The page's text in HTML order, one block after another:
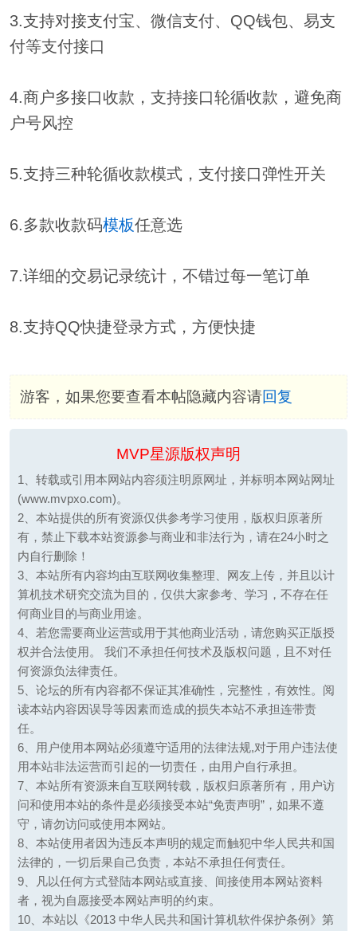
3.支持对接支付宝、微信支付、QQ钱包、易支
付等支付接口
4.商户多接口收款，支持接口轮循收款，避免商
户号风控
5.支持三种轮循收款模式，支付接口弹性开关
6.多款收款码模板任意选
7.详细的交易记录统计，不错过每一笔订单
8.支持QQ快捷登录方式，方便快捷
游客，如果您要查看本帖隐藏内容请回复
MVP星源版权声明
1、转载或引用本网站内容须注明原网址，并标明本网站网址
(www.mvpxo.com)。
2、本站提供的所有资源仅供参考学习使用，版权归原著所
有，禁止下载本站资源参与商业和非法行为，请在24小时之
内自行删除！
3、本站所有内容均由互联网收集整理、网友上传，并且以计
算机技术研究交流为目的，仅供大家参考、学习，不存在任
何商业目的与商业用途。
4、若您需要商业运营或用于其他商业活动，请您购买正版授
权并合法使用。 我们不承担任何技术及版权问题，且不对任
何资源负法律责任。
5、论坛的所有内容都不保证其准确性，完整性，有效性。阅
读本站内容因误导等因素而造成的损失本站不承担连带责
任。
6、用户使用本网站必须遵守适用的法律法规,对于用户违法使
用本站非法运营而引起的一切责任，由用户自行承担。
7、本站所有资源来自互联网转载，版权归原著所有，用户访
问和使用本站的条件是必须接受本站“免责声明”，如果不遵
守，请勿访问或使用本网站。
8、本站使用者因为违反本声明的规定而触犯中华人民共和国
法律的，一切后果自己负责，本站不承担任何责任。
9、凡以任何方式登陆本网站或直接、间接使用本网站资料
者，视为自愿接受本网站声明的约束。
10、本站以《2013 中华人民共和国计算机软件保护条例》第